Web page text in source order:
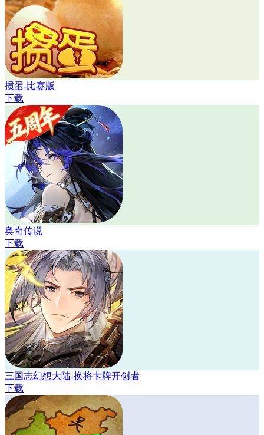
掼蛋-比赛版
下载
奥奇传说
下载
三国志幻想大陆-换将卡牌开创者
下载